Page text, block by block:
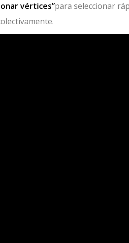
vértices”para seleccionar